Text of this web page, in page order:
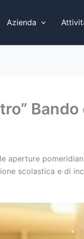
Azienda
aperture
scolastica e di